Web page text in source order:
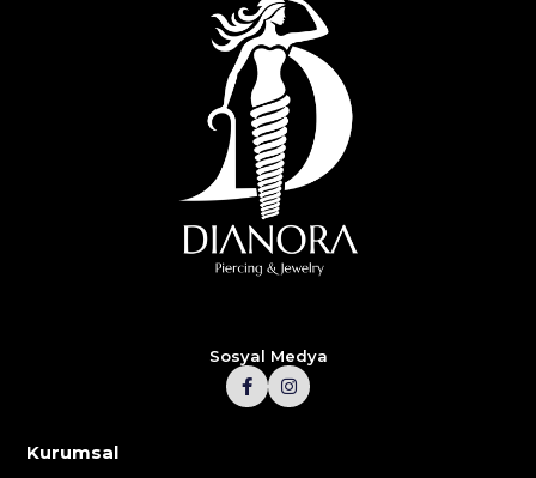
Sosyal Medya
Kurumsal